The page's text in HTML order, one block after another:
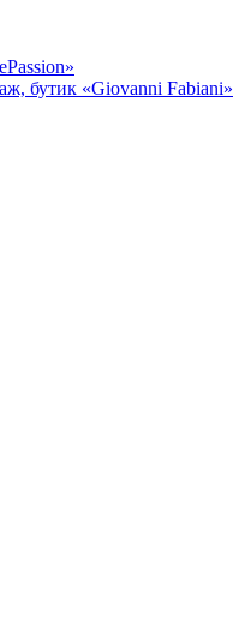
бутик «Giovanni Fabiani»